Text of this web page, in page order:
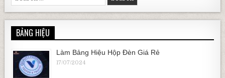
BẢNG HIỆU
Làm Bảng Hiệu Hộp Đèn Giá Rẻ
17/07/2024